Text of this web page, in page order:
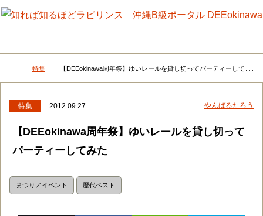
メニュー 検
DEEokinawaトップ
特集 【DEEokinawa周年祭】ゆいレールを貸し切ってパーティーしてみた
特集 2012.09.27 やんばるたろう
【DEEokinawa周年祭】ゆいレールを貸し切って
パーティーしてみた
まつり／イベント 歴代ベスト